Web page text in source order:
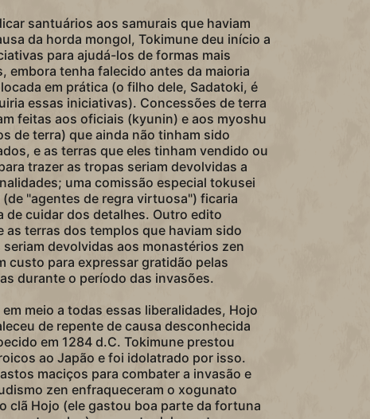
santuários aos samurais que haviam
da horda mongol, Tokimune deu início a
para ajudá-los de formas mais
embora tenha falecido antes da maioria
em prática (o filho dele, Sadatoki, é
essas iniciativas). Concessões de terra
feitas aos oficiais (kyunin) e aos myoshu
de terra) que ainda não tinham sido
e as terras que eles tinham vendido ou
trazer as tropas seriam devolvidas a
uma comissão especial tokusei
"agentes de regra virtuosa") ficaria
de cuidar dos detalhes. Outro edito
as terras dos templos que haviam sido
seriam devolvidas aos monastérios zen
custo para expressar gratidão pelas
durante o período das invasões.
meio a todas essas liberalidades, Hojo
de repente de causa desconhecida
em 1284 d.C. Tokimune prestou
ao Japão e foi idolatrado por isso.
maciços para combater a invasão e
zen enfraqueceram o xogunato
clã Hojo (ele gastou boa parte da fortuna